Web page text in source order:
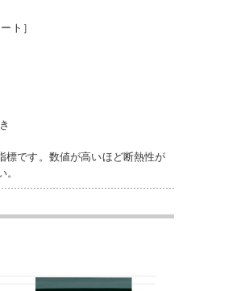
ト］
標です。数値が高いほど断熱性が